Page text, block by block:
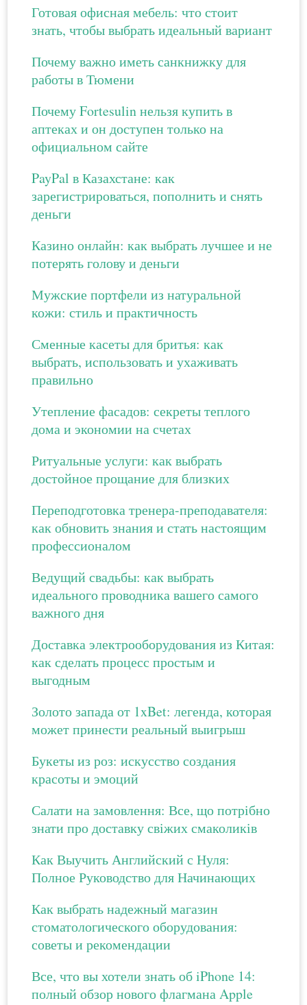
Готовая офисная мебель: что стоит
знать, чтобы выбрать идеальный вариант
Почему важно иметь санкнижку для
работы в Тюмени
Почему Fortesulin нельзя купить в
аптеках и он доступен только на
официальном сайте
PayPal в Казахстане: как
зарегистрироваться, пополнить и снять
деньги
Казино онлайн: как выбрать лучшее и не
потерять голову и деньги
Мужские портфели из натуральной
кожи: стиль и практичность
Сменные касеты для бритья: как
выбрать, использовать и ухаживать
правильно
Утепление фасадов: секреты теплого
дома и экономии на счетах
Ритуальные услуги: как выбрать
достойное прощание для близких
Переподготовка тренера-преподавателя:
как обновить знания и стать настоящим
профессионалом
Ведущий свадьбы: как выбрать
идеального проводника вашего самого
важного дня
Доставка электрооборудования из Китая:
как сделать процесс простым и
выгодным
Золото запада от 1xBet: легенда, которая
может принести реальный выигрыш
Букеты из роз: искусство создания
красоты и эмоций
Салати на замовлення: Все, що потрібно
знати про доставку свіжих смаколиків
Как Выучить Английский с Нуля:
Полное Руководство для Начинающих
Как выбрать надежный магазин
стоматологического оборудования:
советы и рекомендации
Все, что вы хотели знать об iPhone 14:
полный обзор нового флагмана Apple